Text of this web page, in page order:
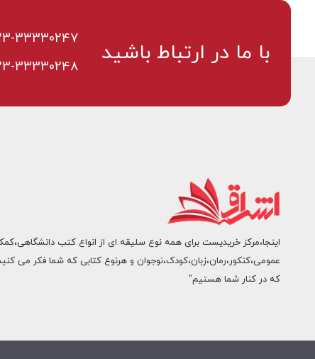
با ما در ارتباط باشید
33330247
33330248
اینجا،مرکز خریدیست برای همه نوع سلیقه ای از انواع کتب
عمومی،کنکور،رمان،زبان،کودک،نوجوان و هرنوع کتابی که شما فکر می
که در کنار شما هستیم"